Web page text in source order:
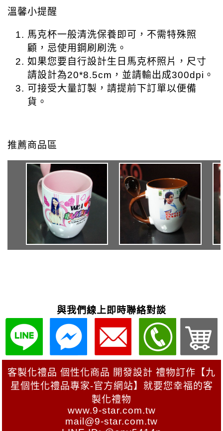
與我們線上即時聯絡對談
客製化禮品 個性化商品 開發設計 禮物訂作【九
星個性化禮品專家-官方網站】就要您幸福的客
製化禮物
www.9-star.com.tw
mail@9-star.com.tw